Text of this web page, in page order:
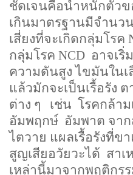
ชัดเจนคือน้ำหนักตัว
เกินมาตรฐานมีจำนว
เสี่ยงที่จะเกิดกลุ่มโรค
กลุ่มโรค NCD อาจเริ่
ความดันสูง ไขมันใน
แล้วมักจะเป็นเรื้อรัง
ต่าง ๆ เช่น โรคกล้า
อัมพฤกษ์ อัมพาต จา
ไตวาย แผลเรื้อรังที่ข
สูญเสียอวัยวะได้ สาเ
เหล่านี้มาจากพฤติกร